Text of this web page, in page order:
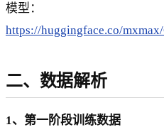
模型：
https://huggingface.co/
二、数据解析
1、第一阶段训练数据